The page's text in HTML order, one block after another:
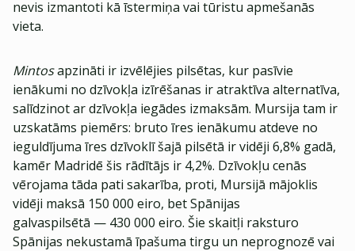
nevis izmantoti kā īstermiņa vai tūristu apmešanās
vieta.
Mintosapzināti ir izvēlējies pilsētas, kur pasīvie
ienākumi no dzīvokļa izīrēšanas ir atraktīva alternatīva,
salīdzinot ar dzīvokļa iegādes izmaksām. Mursija tam ir
uzskatāms piemērs: bruto īres ienākumu atdeve no
ieguldījuma īres dzīvoklī šajā pilsētā ir vidēji 6,8% gadā,
kamēr Madridē šis rādītājs ir 4,2%. Dzīvokļu cenās
vērojama tāda pati sakarība, proti, Mursijā mājoklis
vidēji maksā 150 000 eiro, bet Spānijas
galvaspilsētā — 430 000 eiro. Šie skaitļi raksturo
Spānijas nekustamā īpašuma tirgu un neprognozē vai